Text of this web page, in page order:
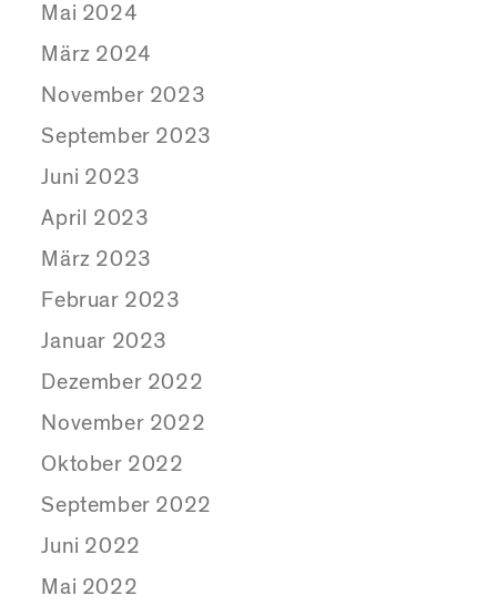
Mai 2024
März 2024
November 2023
September 2023
Juni 2023
April 2023
März 2023
Februar 2023
Januar 2023
Dezember 2022
November 2022
Oktober 2022
September 2022
Juni 2022
Mai 2022